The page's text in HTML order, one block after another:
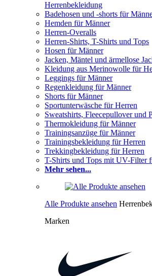
Herrenbekleidung
Badehosen und -shorts für
Hemden für Männer
Herren-Overalls
Herren-Shirts, T-Shirts und Tops
Hosen für Männer
Jacken, Mäntel und ärmellose
Kleidung aus Merinowolle für
Leggings für Männer
Regenkleidung für Männer
Shorts für Männer
Sportunterwäsche für Herren
Sweatshirts, Fleecepullover und
Thermokleidung für Männer
Trainingsanzüge für Männer
Trainingsbekleidung für Herren
Trekkingbekleidung für Herren
T-Shirts und Tops mit UV-Filter
Mehr sehen...
Alle Produkte ansehen
Marken